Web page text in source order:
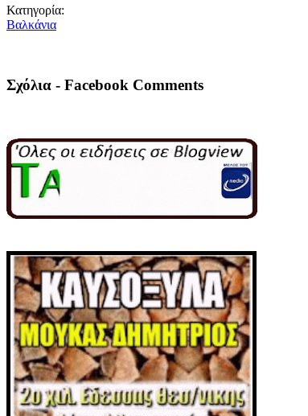
Κατηγορία:
Βαλκάνια
Σχόλια - Facebook Comments